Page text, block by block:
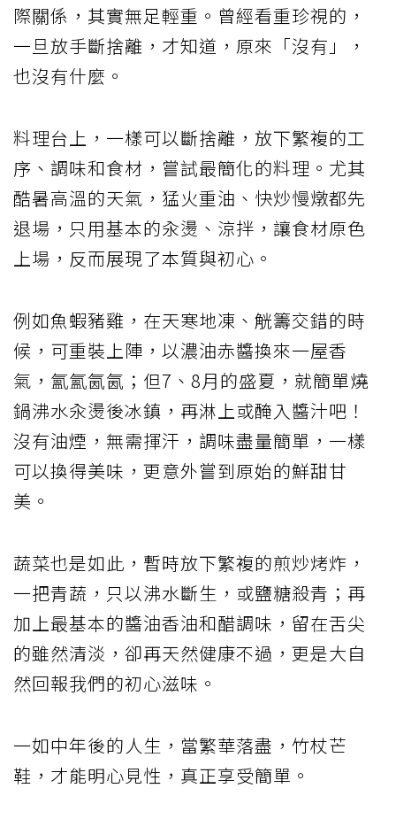
際關係，其實無足輕重。曾經看重珍視的，
一旦放手斷捨離，才知道，原來「沒有」，
也沒有什麼。
料理台上，一樣可以斷捨離，放下繁複的工
序、調味和食材，嘗試最簡化的料理。尤其
酷暑高溫的天氣，猛火重油、快炒慢燉都先
退場，只用基本的汆燙、涼拌，讓食材原色
上場，反而展現了本質與初心。
例如魚蝦豬雞，在天寒地凍、觥籌交錯的時
候，可重裝上陣，以濃油赤醬換來一屋香
氣，氳氳氤氤；但7、8月的盛夏，就簡單燒
鍋沸水汆燙後冰鎮，再淋上或醃入醬汁吧！
沒有油煙，無需揮汗，調味盡量簡單，一樣
可以換得美味，更意外嘗到原始的鮮甜甘
美。
蔬菜也是如此，暫時放下繁複的煎炒烤炸，
一把青蔬，只以沸水斷生，或鹽糖殺青；再
加上最基本的醬油香油和醋調味，留在舌尖
的雖然清淡，卻再天然健康不過，更是大自
然回報我們的初心滋味。
一如中年後的人生，當繁華落盡，竹杖芒
鞋，才能明心見性，真正享受簡單。